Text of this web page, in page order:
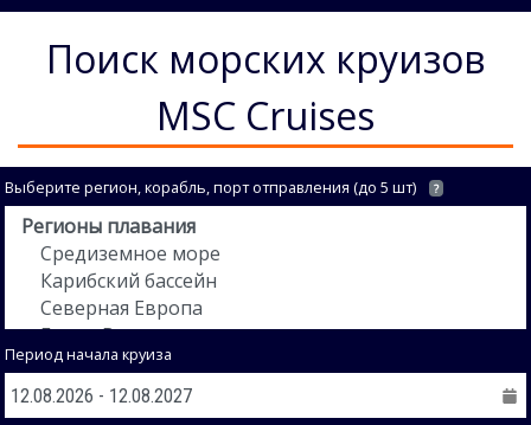
Поиск морских круизов
MSC Cruises
Выберите регион, корабль, порт отправления (до 5 шт) ?
Период начала круиза